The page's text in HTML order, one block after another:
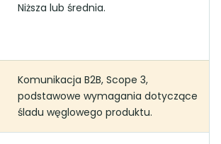
Niższa lub średnia.
Komunikacja B2B, Scope 3,
podstawowe wymagania dotyczące
śladu węglowego produktu.